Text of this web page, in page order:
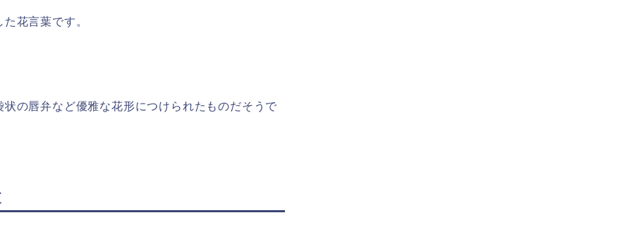
花言葉です。
の唇弁など優雅な花形につけられたものだそうで